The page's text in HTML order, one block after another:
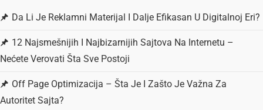
n
j
e
č
Da Li Je Reklamni Materijal I Dalje Efikasan U Digitalnoj Eri?
12 Najsmešnijih I Najbizarnijih Sajtova Na Internetu –
Nećete Verovati Šta Sve Postoji
Off Page Optimizacija – Šta Je I Zašto Je Važna Za
Autoritet Sajta?